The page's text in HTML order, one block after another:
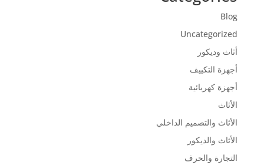
Blog
Uncategorized
أثاث وديكور
أجهزة التكييف
أجهزة كهربائية
الأثاث
الأثاث والتصميم الداخلي
الأثاث والديكور
التجارة والحرف